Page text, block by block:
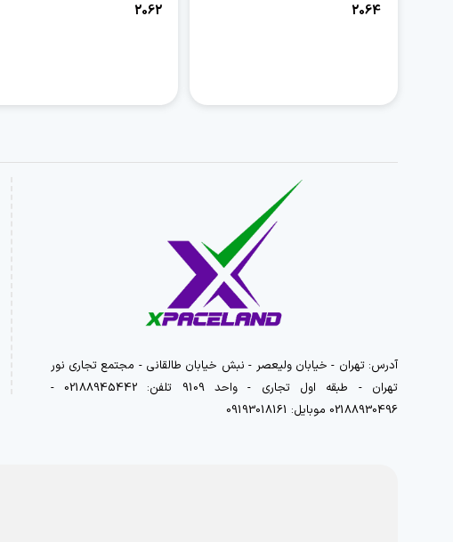
2064
2062
آدرس: تهران - خیابان ولیعصر - نبش خیابان طالقانی - مجتمع تجاری نور
تهران - طبقه اول تجاری - واحد 9109 تلفن: 02188945442 -
02188930496 موبایل: 09193018161